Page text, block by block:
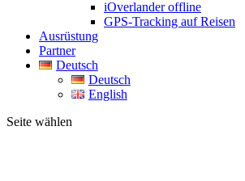
iOverlander offline
GPS-Tracking auf Reisen
Ausrüstung
Partner
Deutsch
Deutsch
English
Seite wählen